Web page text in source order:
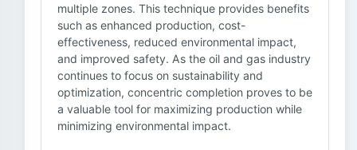
multiple zones. This technique provides benefits
such as enhanced production, cost-
effectiveness, reduced environmental impact,
and improved safety. As the oil and gas industry
continues to focus on sustainability and
optimization, concentric completion proves to be
a valuable tool for maximizing production while
minimizing environmental impact.